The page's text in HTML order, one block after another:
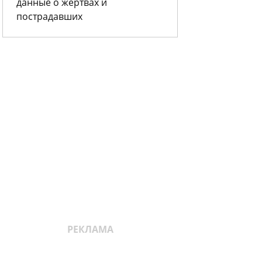
пострадавших